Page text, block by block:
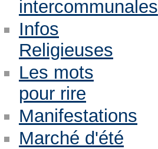
intercommunales
Infos
Religieuses
Les mots
pour rire
Manifestations
Marché d'été